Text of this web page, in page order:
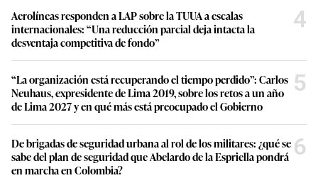
Aerolíneas responden a LAP sobre la TUUA a escalas
internacionales: “Una reducción parcial deja intacta la
desventaja competitiva de fondo”
4
“La organización está recuperando el tiempo perdido”: Carlos
Neuhaus, expresidente de Lima 2019, sobre los retos a un año
de Lima 2027 y en qué más está preocupado el Gobierno
5
De brigadas de seguridad urbana al rol de los militares: ¿qué se
sabe del plan de seguridad que Abelardo de la Espriella pondrá
en marcha en Colombia?
6